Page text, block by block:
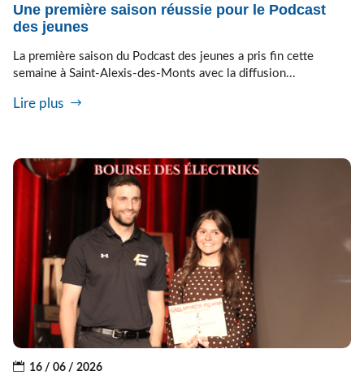
Une première saison réussie pour le Podcast
des jeunes
La première saison du Podcast des jeunes a pris fin cette
semaine à Saint-Alexis-des-Monts avec la diffusion...
Lire plus
16 / 06 / 2026